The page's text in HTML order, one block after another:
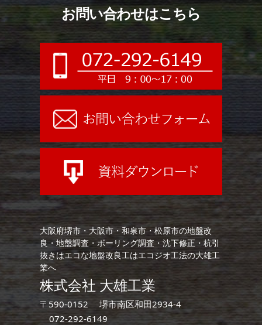
お問い合わせはこちら
大阪府堺市・大阪市・和泉市・松原市の地盤改
良・地盤調査・ボーリング調査・沈下修正・杭引
抜きはエコな地盤改良工はエコジオ工法の大雄工
業へ
株式会社 大雄工業
〒590-0152 堺市南区和田2934-4
072-292-6149